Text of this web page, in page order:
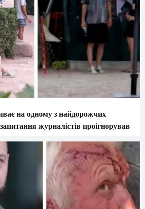
на одному з найдорожчих
журналістів проігнорував